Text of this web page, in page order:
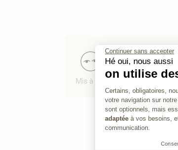
Clémence Fernet
Rédactrice web chez
Mis à jour le
Continuer sans accepter
Hé oui, nous aussi
on utilise
Plateforme
Certains, obligatoires,
votre navigation sur
sont optionnels, mais
adaptée à vos besoins,
communication.